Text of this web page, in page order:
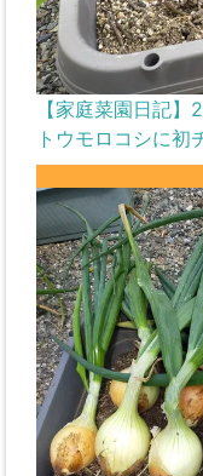
【家庭菜園日記
トウモロコシに初